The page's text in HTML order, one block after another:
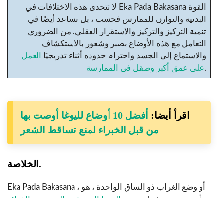
لا تتحدى هذه الاختلافات في Eka Pada Bakasana القوة
البدنية والتوازن للممارس فحسب ، بل تساعد أيضًا في
تنمية التركيز والتركيز والاستقرار العقلي. من الضروري
التعامل مع هذه الأوضاع بصبر وشعور بالاستكشاف
والاستماع إلى الجسد واحترام حدوده أثناء تدريجيًا
العمل
على عمق أكبر وصقل في الممارسة.
اقرأ أيضا:
أفضل 10 أوضاع لليوغا أوصت بها
من قبل الخبراء لمنع تساقط الشعر
الخلاصة.
Eka Pada Bakasana ، أو وضع الغراب ذو الساق الواحدة ، هو